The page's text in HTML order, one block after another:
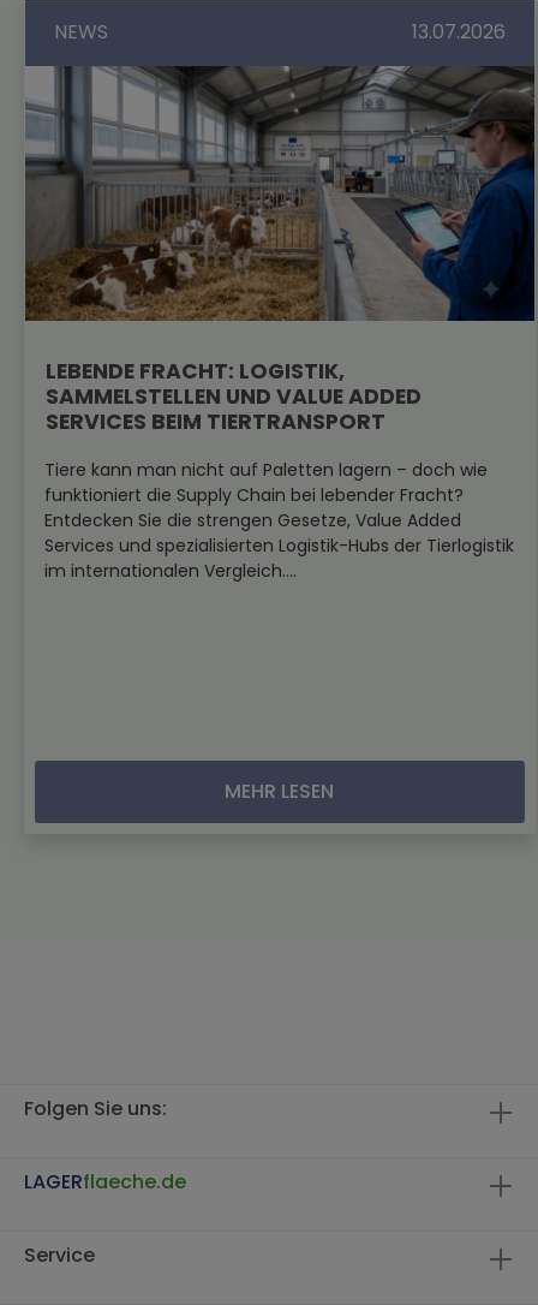
NEWS 13.07.2026
LEBENDE FRACHT: LOGISTIK,
SAMMELSTELLEN UND VALUE ADDED
SERVICES BEIM TIERTRANSPORT
Tiere kann man nicht auf Paletten lagern – doch wie
funktioniert die Supply Chain bei lebender Fracht?
Entdecken Sie die strengen Gesetze, Value Added
Services und spezialisierten Logistik-Hubs der Tierlogistik
im internationalen Vergleich....
MEHR LESEN
Folgen Sie uns:
LAGERflaeche.de
Service